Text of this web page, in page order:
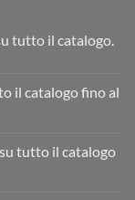
tutto il catalogo.
il catalogo fino al
tutto il catalogo